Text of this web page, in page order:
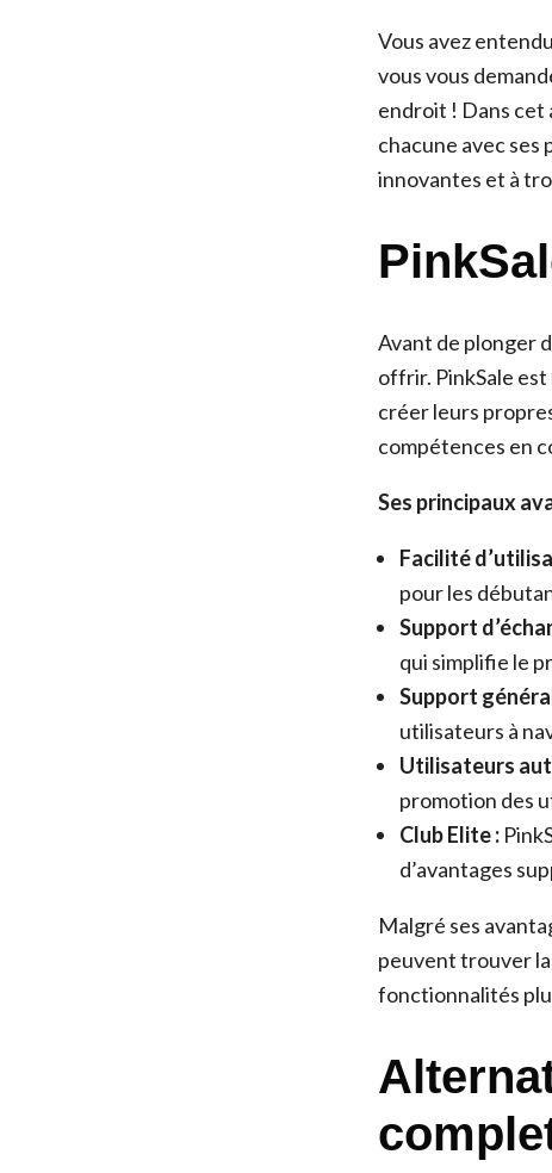
Vous avez
vous vous
endroit ! Dans cet
chacune avec
innovantes et à
Avant de plonger
offrir. PinkSale
créer leurs
compétences en
Ses principaux
Facilité
pour les
Support
qui simplifie le
Support
utilisateurs à
Utilisateurs
promotion des
Club Elite :
d’avantages
Malgré ses
peuvent trouver
fonctionnalités